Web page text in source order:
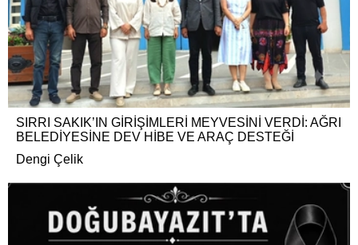
SIRRI SAKIK’IN GİRİŞİMLERİ MEYVESİNİ VERDİ: AĞRI
BELEDİYESİNE DEV HİBE VE ARAÇ DESTEĞİ
Dengi Çelik